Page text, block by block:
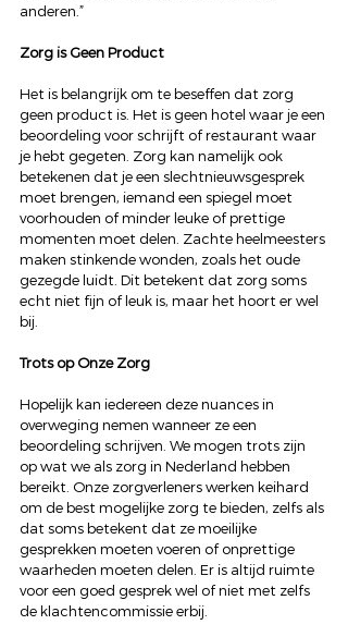
anderen.”
Zorg is Geen Product
Het is belangrijk om te beseffen dat zorg
geen product is. Het is geen hotel waar je een
beoordeling voor schrijft of restaurant waar
je hebt gegeten. Zorg kan namelijk ook
betekenen dat je een slechtnieuwsgesprek
moet brengen, iemand een spiegel moet
voorhouden of minder leuke of prettige
momenten moet delen. Zachte heelmeesters
maken stinkende wonden, zoals het oude
gezegde luidt. Dit betekent dat zorg soms
echt niet fijn of leuk is, maar het hoort er wel
bij.
Trots op Onze Zorg
Hopelijk kan iedereen deze nuances in
overweging nemen wanneer ze een
beoordeling schrijven. We mogen trots zijn
op wat we als zorg in Nederland hebben
bereikt. Onze zorgverleners werken keihard
om de best mogelijke zorg te bieden, zelfs als
dat soms betekent dat ze moeilijke
gesprekken moeten voeren of onprettige
waarheden moeten delen. Er is altijd ruimte
voor een goed gesprek wel of niet met zelfs
de klachtencommissie erbij.